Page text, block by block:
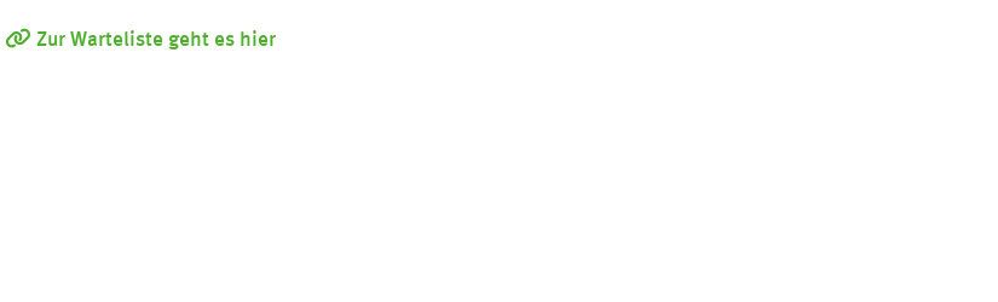
Zur Warteliste geht es hier